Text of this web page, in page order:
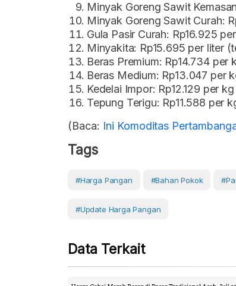
Minyak Goreng Sawit
Minyak Goreng Sawit Curah:
Gula Pasir Curah: Rp16.925
Minyakita: Rp15.695 per liter
Beras Premium: Rp14.734 per
Beras Medium: Rp13.047 per
Kedelai Impor: Rp12.129 per
Tepung Terigu: Rp11.588 per
(Baca: Ini Komoditas
Tags
#Harga Pangan #Bahan Pokok
#Update Harga Pangan
Data Terkait